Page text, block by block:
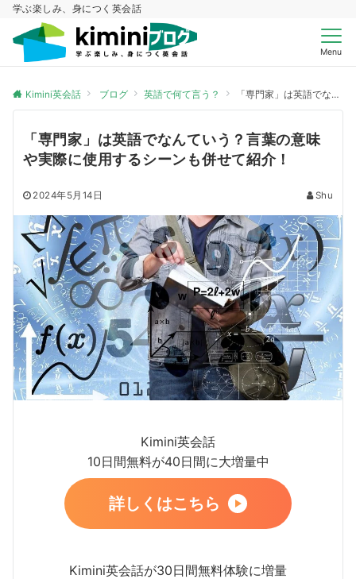
学ぶ楽しみ、身につく英会話
Menu
Kimini英会話 ブログ 英語で何て言う？ 「専門家」は英語でなんていう？言葉の意味や実際に使用するシーンも併せて紹介！
「専門家」は英語でなんていう？言葉の意味
や実際に使用するシーンも併せて紹介！
2024年5月14日 Shu
Kimini英会話
10日間無料が40日間に大増量中
詳しくはこちら
Kimini英会話が30日間無料体験に増量